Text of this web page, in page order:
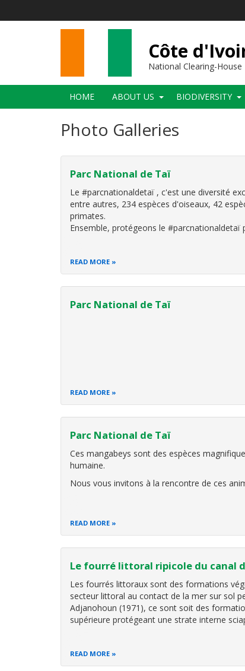
Côte
National Clearing-
Main
navigation
HOME ABOUT US BIODIVERSITY
Photo Galleries
Parc National de Taï
Le #parcnationaldetaï , c'est une diversité
entre autres, 234 espèces d'oiseaux, 42
primates.
Ensemble, protégeons le #parcnationaldetaï
READ MORE
Parc National de Taï
READ MORE
Parc National de Taï
Ces mangabeys sont des espèces
humaine.
Nous vous invitons à la rencontre de ces
READ MORE
Le fourré littoral ripicole du canal
Les fourrés littoraux sont des formations
secteur littoral au contact de la mer sur sol
Adjanohoun (1971), ce sont soit des
supérieure protégeant une strate interne
READ MORE